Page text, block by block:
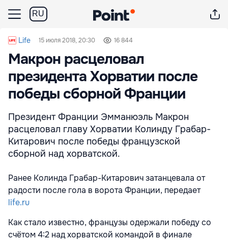
RU
Life 15 июля 2018, 20:30 16 844
Макрон расцеловал
президента Хорватии после
победы сборной Франции
Президент Франции Эмманюэль Макрон
расцеловал главу Хорватии Колинду Грабар-
Китарович после победы французской
сборной над хорватской.
Ранее Колинда Грабар-Китарович затанцевала от
радости после гола в ворота Франции, передает
life.ru
Как стало известно, французы одержали победу со
счётом 4:2 над хорватской командой в финале